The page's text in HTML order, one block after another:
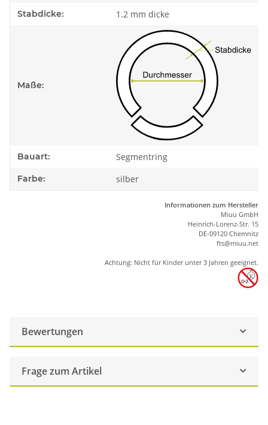
Stabdicke: 1.2 mm dicke
Maße:
Bauart: Segmentring
Farbe: silber
Informationen zum Hersteller
Miuu GmbH
Heinrich-Lorenz-Str. 15
DE-09120 Chemnitz
fts@miuu.net
Achtung: Nicht für Kinder unter 3 Jahren geeignet.
Bewertungen
Frage zum Artikel